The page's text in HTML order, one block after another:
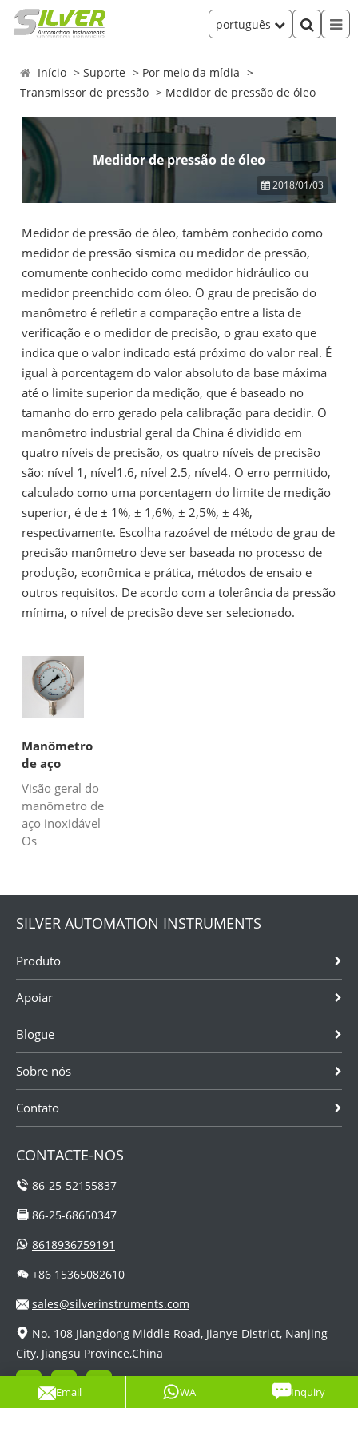
português
Início Suporte
Por meio da mídia
Transmissor de pressão
Medidor de pressão de óleo
Medidor de pressão de óleo
2018/01/03
Medidor de pressão de óleo, também conhecido como
medidor de pressão sísmica ou medidor de pressão,
comumente conhecido como medidor hidráulico ou
medidor preenchido com óleo. O grau de precisão do
manômetro é refletir a comparação entre a lista de
verificação e o medidor de precisão, o grau exato que
indica que o valor indicado está próximo do valor real. É
igual à porcentagem do valor absoluto da base máxima
até o limite superior da medição, que é baseado no
tamanho do erro gerado pela calibração para decidir. O
manômetro industrial geral da China é dividido em
quatro níveis de precisão, os quatro níveis de precisão
são: nível 1, nível1.6, nível 2.5, nível4. O erro permitido,
calculado como uma porcentagem do limite de medição
superior, é de ± 1%, ± 1,6%, ± 2,5%, ± 4%,
respectivamente. Escolha razoável de método de grau de
precisão manômetro deve ser baseada no processo de
produção, econômica e prática, métodos de ensaio e
outros requisitos. De acordo com a tolerância da pressão
mínima, o nível de precisão deve ser selecionado.
Manômetro
de aço
inoxidável
Visão geral do
manômetro de
aço inoxidável
Os
são
aplicados nos
petróleo,
produtos
químicos, fibras
químicas,
metalurgia,
usinas de
energia, etc.
Email WA Inquiry
SILVER AUTOMATION INSTRUMENTS
Produto
Apoiar
Blogue
Sobre nós
Contato
CONTACTE-NOS
86-25-52155837
86-25-68650347
8618936759191
+86 15365082610
sales@silverinstruments.com
No. 108 Jiangdong Middle Road, Jianye District, Nanjing
City, Jiangsu Province,China